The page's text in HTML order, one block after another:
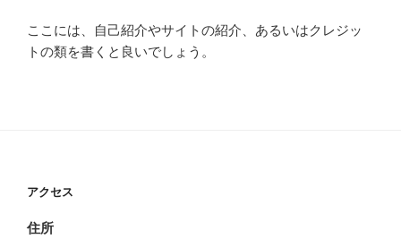
ここには、自己紹介やサイトの紹介、あるいはクレジッ
トの類を書くと良いでしょう。
アクセス
住所